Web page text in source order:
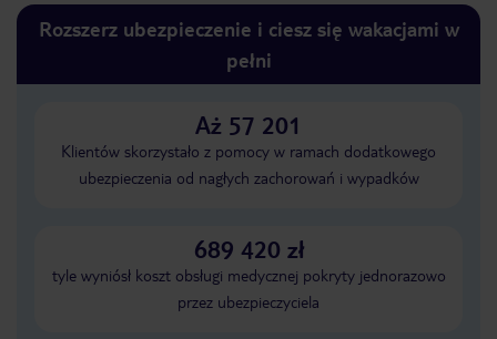
Rozszerz ubezpieczenie i ciesz się wakacjami w
pełni
Aż 57 201
Klientów skorzystało z pomocy w ramach dodatkowego
ubezpieczenia od nagłych zachorowań i wypadków
689 420 zł
tyle wyniósł koszt obsługi medycznej pokryty jednorazowo
przez ubezpieczyciela